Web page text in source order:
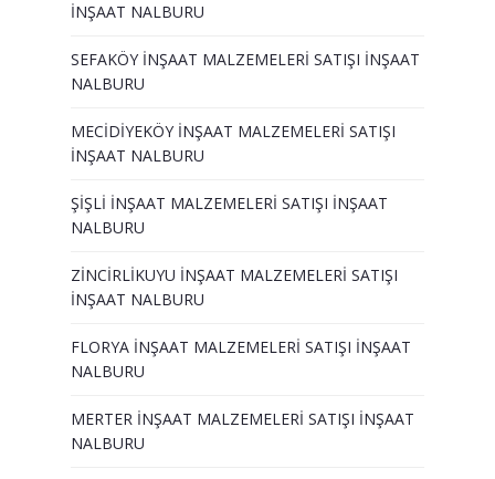
İNŞAAT NALBURU
SEFAKÖY İNŞAAT MALZEMELERİ SATIŞI İNŞAAT
NALBURU
MECİDİYEKÖY İNŞAAT MALZEMELERİ SATIŞI
İNŞAAT NALBURU
ŞİŞLİ İNŞAAT MALZEMELERİ SATIŞI İNŞAAT
NALBURU
ZİNCİRLİKUYU İNŞAAT MALZEMELERİ SATIŞI
İNŞAAT NALBURU
FLORYA İNŞAAT MALZEMELERİ SATIŞI İNŞAAT
NALBURU
MERTER İNŞAAT MALZEMELERİ SATIŞI İNŞAAT
NALBURU